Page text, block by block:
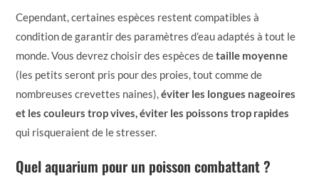
Cependant, certaines espèces restent compatibles à
condition de garantir des paramètres d’eau adaptés à tout le
monde. Vous devrez choisir des espèces detaille moyenne
(les petits seront pris pour des proies, tout comme de
nombreuses crevettes naines),éviter les longues nageoires
et les couleurs trop vives, éviter les poissons trop rapides
qui risqueraient de le stresser.
Quel aquarium pour un poisson combattant ?